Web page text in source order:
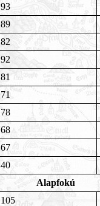
93
89
82
92
81
71
78
68
67
40
Alapfokú
105